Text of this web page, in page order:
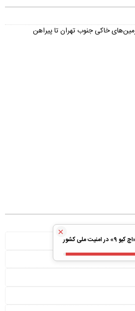
زمین‌های خاکی جنوب تهران تا پیراهن
×
ملی کشور